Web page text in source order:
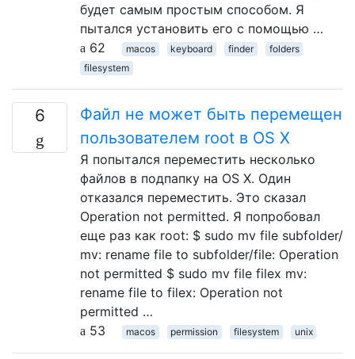
будет самым простым способом. Я
пытался установить его с помощью …
62
macos keyboard finder
folders
filesystem
6
Файл не может быть перемещен
пользователем root в OS X
Я попытался переместить несколько
файлов в подпапку на OS X. Один
отказался переместить. Это сказал
Operation not permitted. Я попробовал
еще раз как root: $ sudo mv file subfolder/
mv: rename file to subfolder/file: Operation
not permitted $ sudo mv file filex mv:
rename file to filex: Operation not
permitted …
53
macos permission filesystem unix